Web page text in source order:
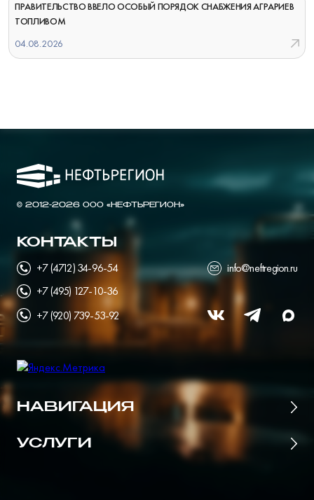
ПРАВИТЕЛЬСТВО ВВЕЛО ОСОБЫЙ ПОРЯДОК СНАБЖЕНИЯ АГРАРИЕВ
ТОПЛИВОМ
04.08.2026
© 2012-2026 ООО «НЕФТЬРЕГИОН»
НАВИГАЦИЯ
УСЛУГИ
КОНТАКТЫ
+7 (4712) 34-96-54
+7 (495) 127-10-36
+7 (920) 739-53-92
info@neftregion.ru